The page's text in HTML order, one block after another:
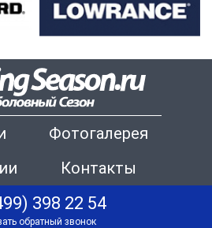
Фотогалерея
Контакты
398 22 54
обратный звонок